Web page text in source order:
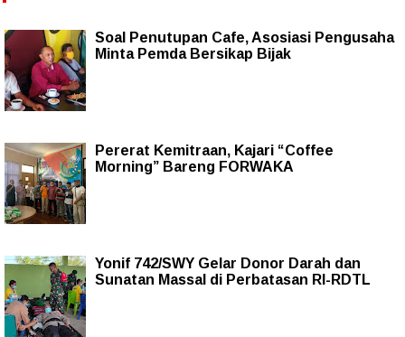
Soal Penutupan Cafe, Asosiasi Pengusaha
Minta Pemda Bersikap Bijak
Pererat Kemitraan, Kajari “Coffee
Morning” Bareng FORWAKA
Yonif 742/SWY Gelar Donor Darah dan
Sunatan Massal di Perbatasan RI-RDTL